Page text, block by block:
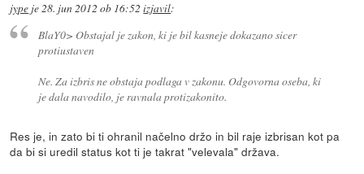
jype je28. jun 2012 ob 16:52 izjavil:
BlaY0> Obstajal je zakon, ki je bil kasneje dokazano sicer
protiustaven
Ne. Za izbris ne obstaja podlaga v zakonu. Odgovorna oseba, ki
je dala navodilo, je ravnala protizakonito.
Res je, in zato bi ti ohranil načelno držo in bil raje izbrisan kot pa
da bi si uredil status kot ti je takrat "velevala" država.